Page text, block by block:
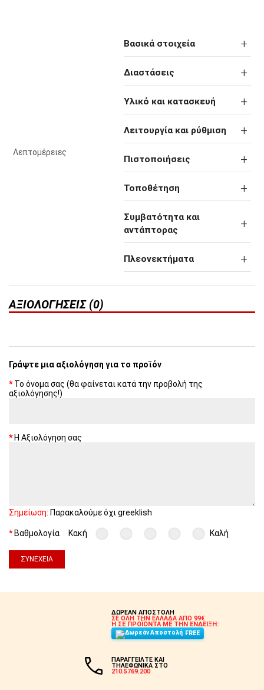
Λεπτομέρειες
Βασικά στοιχεία
Διαστάσεις
Υλικό και κατασκευή
Λειτουργία και ρύθμιση
Πιστοποιήσεις
Τοποθέτηση
Συμβατότητα και
αντάπτορας
Πλεονεκτήματα
ΑΞΙΟΛΟΓΉΣΕΙΣ (0)
Γράψτε μια αξιολόγηση για το προϊόν
Το όνομα σας (θα φαίνεται κατά την προβολή της
αξιολόγησης!)
Η Αξιολόγηση σας
Σημείωση: Παρακαλούμε όχι greeklish
Βαθμολογία Κακή Καλή
ΣΥΝΈΧΕΙΑ
ΔΩΡΕΑΝ ΑΠΟΣΤΟΛΗ
ΣΕ ΟΛΗ ΤΗΝ ΕΛΛΑΔΑ ΑΠΟ 99€
Ή ΣΕ ΠΡΟΪΟΝΤΑ ΜΕ ΤΗΝ ΕΝΔΕΙΞΗ:
FREE
ΠΑΡΑΓΓΕΙΛΤΕ ΚΑΙ
ΤΗΛΕΦΩΝΙΚΑ ΣΤΟ
210.5769.200